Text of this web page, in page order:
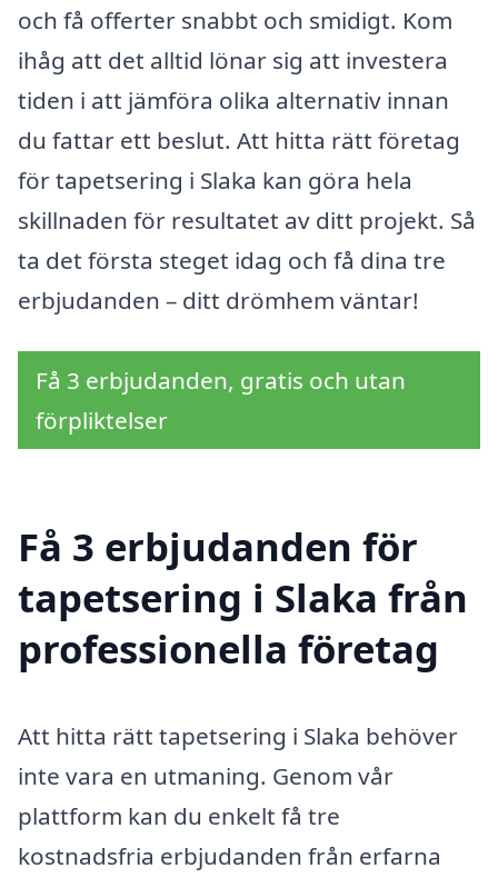
och få offerter snabbt och smidigt. Kom
ihåg att det alltid lönar sig att investera
tiden i att jämföra olika alternativ innan
du fattar ett beslut. Att hitta rätt företag
för tapetsering i Slaka kan göra hela
skillnaden för resultatet av ditt projekt. Så
ta det första steget idag och få dina tre
erbjudanden – ditt drömhem väntar!
Få 3 erbjudanden, gratis och utan
förpliktelser
Få 3 erbjudanden för
tapetsering i Slaka från
professionella företag
Att hitta rätt tapetsering i Slaka behöver
inte vara en utmaning. Genom vår
plattform kan du enkelt få tre
kostnadsfria erbjudanden från erfarna